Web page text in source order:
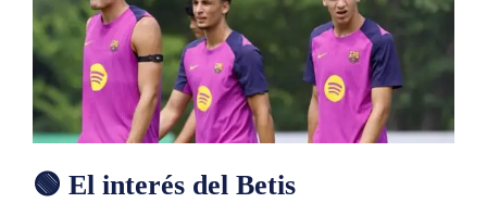
🟢 El interés del Betis